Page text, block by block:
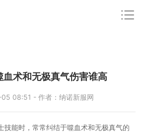
血术和无极真气伤害谁高
08:51 - 作者：纳诺新服网
技能时，常常纠结于噬血术和无极真气的